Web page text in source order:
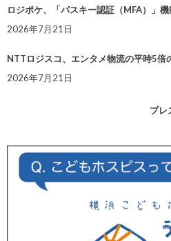
ロジポケ、「パスキー認証（MFA）」
2026年7月21日
NTTロジスコ、エンタメ物流の平時5
2026年7月21日
プレ